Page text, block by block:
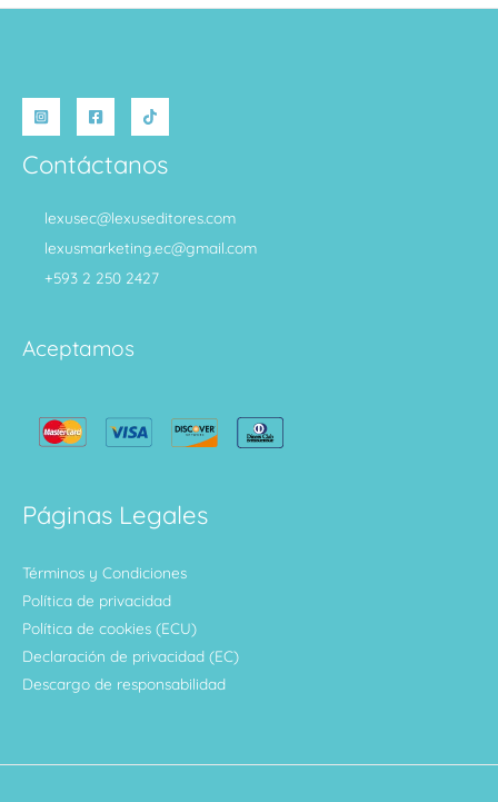
Contáctanos
lexusec@lexuseditores.com
lexusmarketing.ec@gmail.com
+593 2 250 2427
Aceptamos
Páginas Legales
Términos y Condiciones
Política de privacidad
Política de cookies (ECU)
Declaración de privacidad (EC)
Descargo de responsabilidad